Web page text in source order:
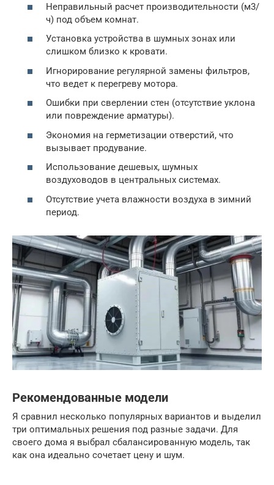
Неправильный расчет производительности (м3/
ч) под объем комнат.
Установка устройства в шумных зонах или
слишком близко к кровати.
Игнорирование регулярной замены фильтров,
что ведет к перегреву мотора.
Ошибки при сверлении стен (отсутствие уклона
или повреждение арматуры).
Экономия на герметизации отверстий, что
вызывает продувание.
Использование дешевых, шумных
воздуховодов в центральных системах.
Отсутствие учета влажности воздуха в зимний
период.
Рекомендованные модели
Я сравнил несколько популярных вариантов и выделил
три оптимальных решения под разные задачи. Для
своего дома я выбрал сбалансированную модель, так
как она идеально сочетает цену и шум.